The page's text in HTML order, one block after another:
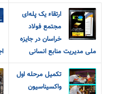
ارتقاء یک پله‌ای
مجتمع فولاد
خراسان در جایزه
ملی مدیریت منابع انسانی
تکمیل مرحله اول
واکسیناسیون